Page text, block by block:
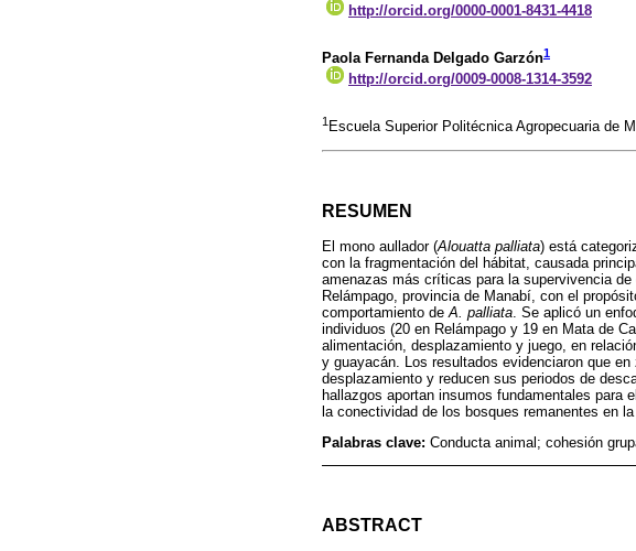
http://orcid.org/0000-0001-8431-4418
Paola Fernanda Delgado Garzón1
http://orcid.org/0009-0008-1314-3592
1 Escuela Superior Politécnica Agropecuaria de
RESUMEN
El mono aullador (Alouatta palliata) está
con la fragmentación del hábitat, causada
amenazas más críticas para la supervivencia
Relámpago, provincia de Manabí, con el
comportamiento deA. palliata. Se aplicó un
individuos (20 en Relámpago y 19 en Mata de
alimentación, desplazamiento y juego, en
y guayacán. Los resultados evidenciaron que
desplazamiento y reducen sus periodos de
hallazgos aportan insumos fundamentales para
la conectividad de los bosques remanentes en
Palabras clave: Conducta animal; cohesión
ABSTRACT